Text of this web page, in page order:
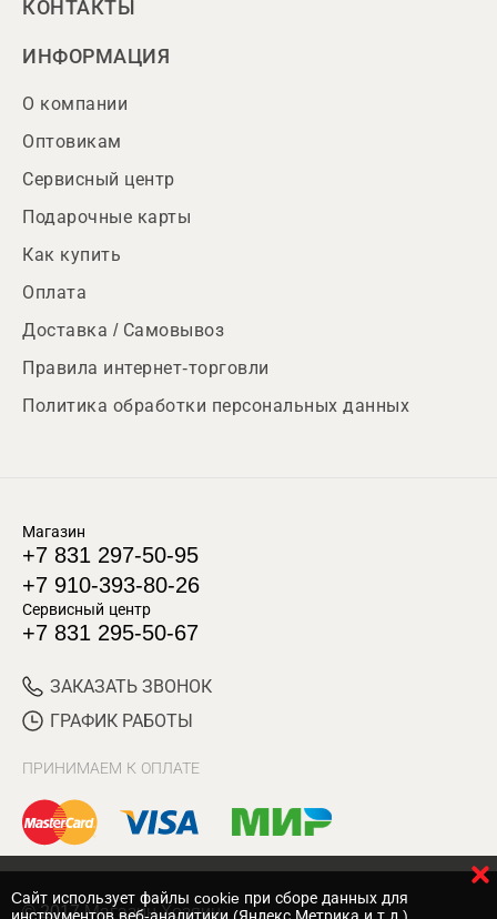
КОНТАКТЫ
ИНФОРМАЦИЯ
О компании
Оптовикам
Сервисный центр
Подарочные карты
Как купить
Оплата
Доставка / Самовывоз
Правила интернет-торговли
Политика обработки персональных данных
Магазин
+7 831 297-50-95
+7 910-393-80-26
Сервисный центр
+7 831 295-50-67
ЗАКАЗАТЬ ЗВОНОК
ГРАФИК РАБОТЫ
ПРИНИМАЕМ К ОПЛАТЕ
© 2017 Магазин Хозяин
Cайт использует файлы cookie при сборе данных для